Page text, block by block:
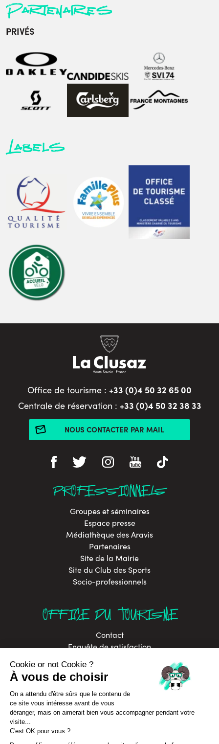
Partenaires
PRIVÉS
Labels
Office de tourisme : +33 (0)4 50 32 65 00
Centrale de réservation : +33 (0)4 50 32 38 33
NOUS CONTACTER PAR MAIL
PROFESSIONNELS
Groupes et séminaires
Espace presse
Médiathèque des Aravis
Partenaires
Site de la Mairie
Site du Club des Sports
Socio-professionnels
OFFICE DU TOURISME
Contact
Enquête de satisfaction
Labels
Offres d’emploi
In Annecy Mountains
Développement durable
Politique de confidentialité
Assurance Annulation Séjours
CGV Séjours